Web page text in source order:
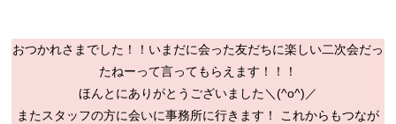
おつかれさまでした！！いまだに会った友だちに楽しい二次会だっ
たねーって言ってもらえます！！！
ほんとにありがとうございました＼(^o^)／
またスタッフの方に会いに事務所に行きます！ これからもつなが